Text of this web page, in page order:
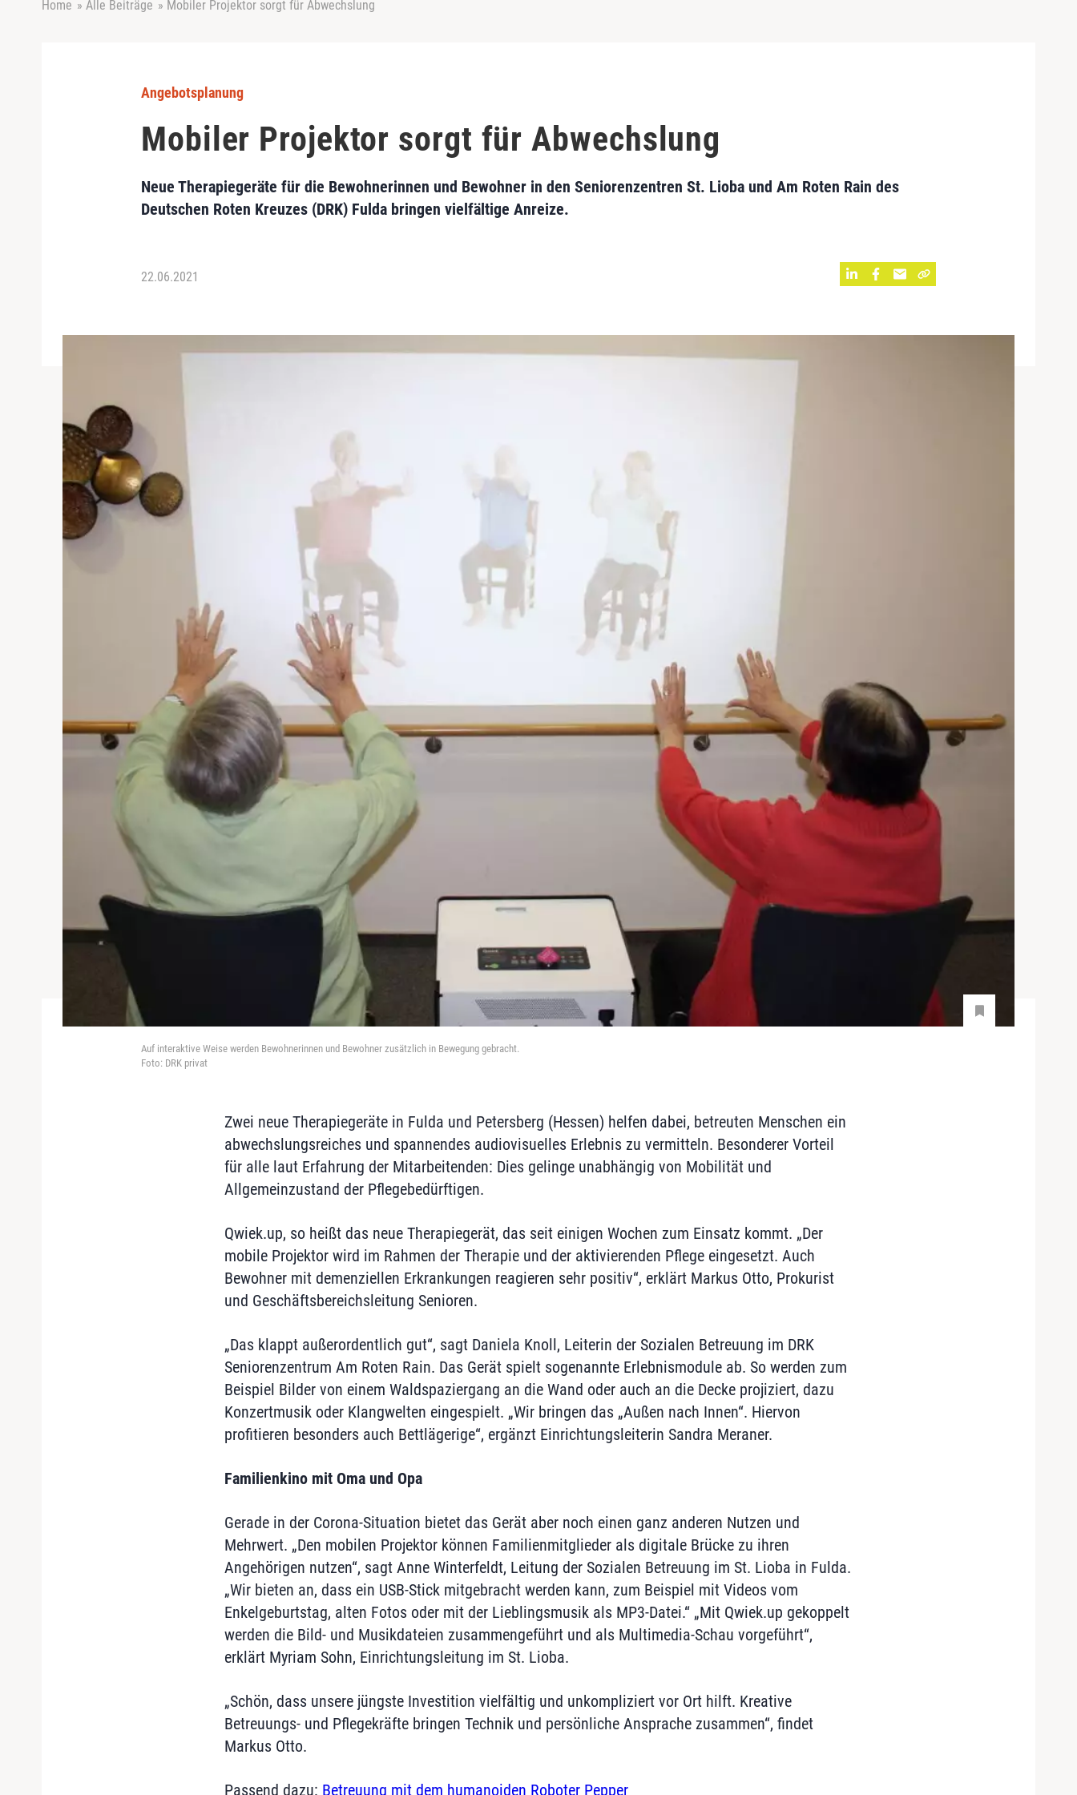
Home » Alle Beiträge » Mobiler Projektor sorgt für Abwechslung
Angebotsplanung
Mobiler Projektor sorgt für Abwechslung
Neue Therapiegeräte für die Bewohnerinnen und Bewohner in den Seniorenzentren St. Lioba und Am Roten Rain des
Deutschen Roten Kreuzes (DRK) Fulda bringen vielfältige Anreize.
22.06.2021
Auf interaktive Weise werden Bewohnerinnen und Bewohner zusätzlich in Bewegung gebracht.
Foto: DRK privat
Zwei neue Therapiegeräte in Fulda und Petersberg (Hessen) helfen dabei, betreuten Menschen ein
abwechslungsreiches und spannendes audiovisuelles Erlebnis zu vermitteln. Besonderer Vorteil
für alle laut Erfahrung der Mitarbeitenden: Dies gelinge unabhängig von Mobilität und
Allgemeinzustand der Pflegebedürftigen.
Qwiek.up, so heißt das neue Therapiegerät, das seit einigen Wochen zum Einsatz kommt. „Der
mobile Projektor wird im Rahmen der Therapie und der aktivierenden Pflege eingesetzt. Auch
Bewohner mit demenziellen Erkrankungen reagieren sehr positiv“, erklärt Markus Otto, Prokurist
und Geschäftsbereichsleitung Senioren.
„Das klappt außerordentlich gut“, sagt Daniela Knoll, Leiterin der Sozialen Betreuung im DRK
Seniorenzentrum Am Roten Rain. Das Gerät spielt sogenannte Erlebnismodule ab. So werden zum
Beispiel Bilder von einem Waldspaziergang an die Wand oder auch an die Decke projiziert, dazu
Konzertmusik oder Klangwelten eingespielt. „Wir bringen das „Außen nach Innen“. Hiervon
profitieren besonders auch Bettlägerige“, ergänzt Einrichtungsleiterin Sandra Meraner.
Familienkino mit Oma und Opa
Gerade in der Corona-Situation bietet das Gerät aber noch einen ganz anderen Nutzen und
Mehrwert. „Den mobilen Projektor können Familienmitglieder als digitale Brücke zu ihren
Angehörigen nutzen“, sagt Anne Winterfeldt, Leitung der Sozialen Betreuung im St. Lioba in Fulda.
„Wir bieten an, dass ein USB-Stick mitgebracht werden kann, zum Beispiel mit Videos vom
Enkelgeburtstag, alten Fotos oder mit der Lieblingsmusik als MP3-Datei.“ „Mit Qwiek.up gekoppelt
werden die Bild- und Musikdateien zusammengeführt und als Multimedia-Schau vorgeführt“,
erklärt Myriam Sohn, Einrichtungsleitung im St. Lioba.
„Schön, dass unsere jüngste Investition vielfältig und unkompliziert vor Ort hilft. Kreative
Betreuungs- und Pflegekräfte bringen Technik und persönliche Ansprache zusammen“, findet
Markus Otto.
Passend dazu: Betreuung mit dem humanoiden Roboter Pepper